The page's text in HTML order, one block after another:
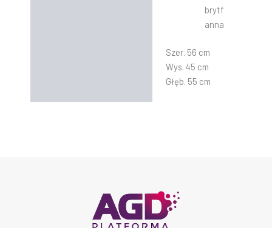
brytf
anna
Szer. 56 cm
Wys. 45 cm
Głęb. 55 cm